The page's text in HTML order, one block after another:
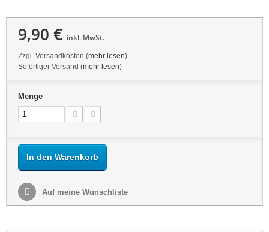
9,90 € inkl. MwSt.
Zzgl. Versandkosten (mehr lesen)
Sofortiger Versand (mehr lesen)
Menge
In den Warenkorb
Auf meine Wunschliste